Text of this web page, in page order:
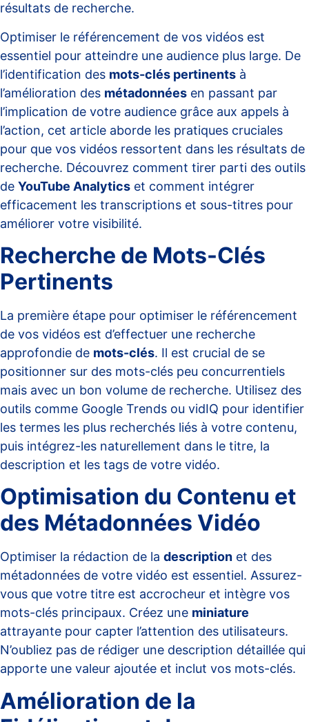
résultats de recherche.
Optimiser le référencement de vos vidéos est
essentiel pour atteindre une audience plus large. De
l’identification des mots-clés pertinents à
l’amélioration des métadonnées en passant par
l’implication de votre audience grâce aux appels à
l’action, cet article aborde les pratiques cruciales
pour que vos vidéos ressortent dans les résultats de
recherche. Découvrez comment tirer parti des outils
de YouTube Analytics et comment intégrer
efficacement les transcriptions et sous-titres pour
améliorer votre visibilité.
Recherche de Mots-Clés
Pertinents
La première étape pour optimiser le référencement
de vos vidéos est d’effectuer une recherche
approfondie de mots-clés. Il est crucial de se
positionner sur des mots-clés peu concurrentiels
mais avec un bon volume de recherche. Utilisez des
outils comme Google Trends ou vidIQ pour identifier
les termes les plus recherchés liés à votre contenu,
puis intégrez-les naturellement dans le titre, la
description et les tags de votre vidéo.
Optimisation du Contenu et
des Métadonnées Vidéo
Optimiser la rédaction de la description et des
métadonnées de votre vidéo est essentiel. Assurez-
vous que votre titre est accrocheur et intègre vos
mots-clés principaux. Créez une miniature
attrayante pour capter l’attention des utilisateurs.
N’oubliez pas de rédiger une description détaillée qui
apporte une valeur ajoutée et inclut vos mots-clés.
Amélioration de la